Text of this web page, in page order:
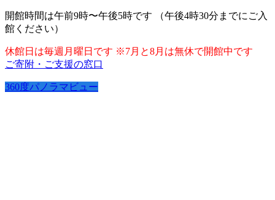
開館時間は午前9時〜午後5時です （午後4時30分までにご入
館ください）
休館日は毎週月曜日です ※7月と8月は無休で開館中です
ご寄附・ご支援の窓口
360度パノラマビュー